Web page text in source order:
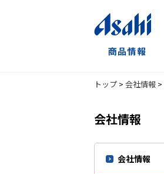
トップ > 会社情報 >
会社情報
会社情報